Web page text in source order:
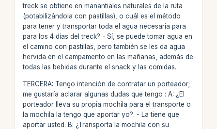
treck se obtiene en manantiales naturales de la ruta
(potabilizándola con pastillas), o cuál es el método
para tener y transportar toda el agua necesaria para
para los 4 días del treck? - Sí, se puede tomar agua en
el camino con pastillas, pero también se les da agua
hervida en el campamento en las mañanas, además de
todas las bebidas durante el snack y las comidas.
TERCERA: Tengo intención de contratar un porteador;
me gustaría aclarar algunas dudas que tengo : A: ¿El
porteador lleva su propia mochila para el transporte o
la mochila la tengo que aportar yo?. - La tiene que
aportar usted. B: ¿Transporta la mochila con su